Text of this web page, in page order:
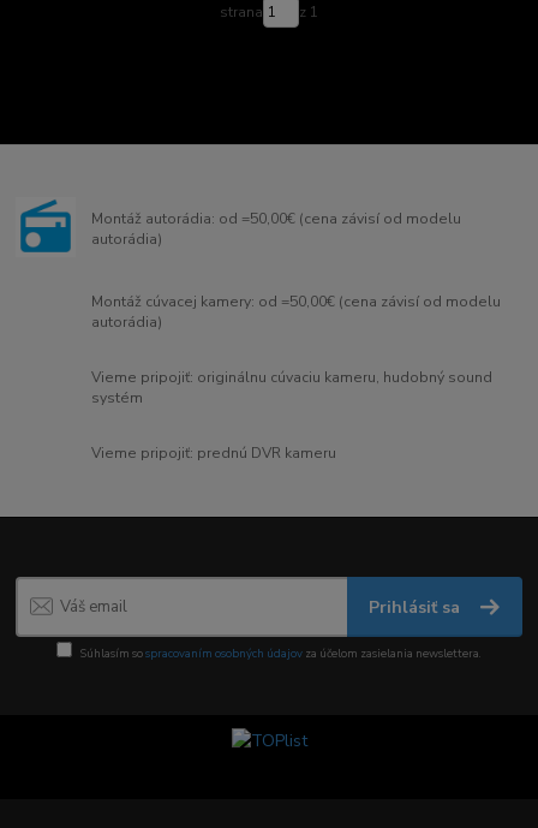
strana z 1
Montáž autorádia: od =50,00€ (cena závisí od modelu
autorádia)
Montáž cúvacej kamery: od =50,00€ (cena závisí od modelu
autorádia)
Vieme pripojiť: originálnu cúvaciu kameru, hudobný sound
systém
Vieme pripojiť: prednú DVR kameru
Prihlásiť sa
Súhlasím sospracovaním osobných údajov za účelom zasielania newslettera.